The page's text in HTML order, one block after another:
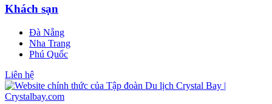
Khách sạn
Đà Nẵng
Nha Trang
Phú Quốc
Liên hệ